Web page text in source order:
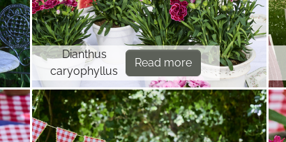
Dianthus
caryophyllus
Read more